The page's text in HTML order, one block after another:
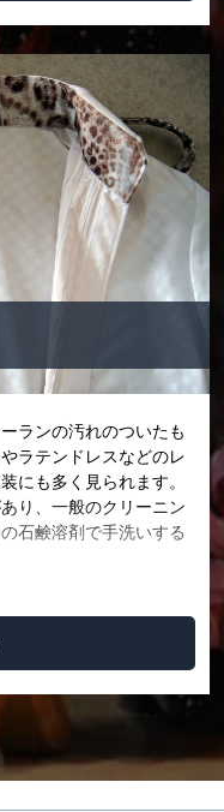
ランの汚れのついたも
ラテンドレスなどのレ
にも多く見られます。
り、一般のクリーニン
石鹸溶剤で手洗いする